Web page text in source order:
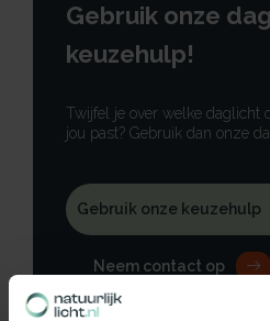
Gebruik onze
keuzehulp!
Twijfel je over welke daglicht
jou past? Gebruik dan onze
Gebruik onze keuzehulp
Neem contact op